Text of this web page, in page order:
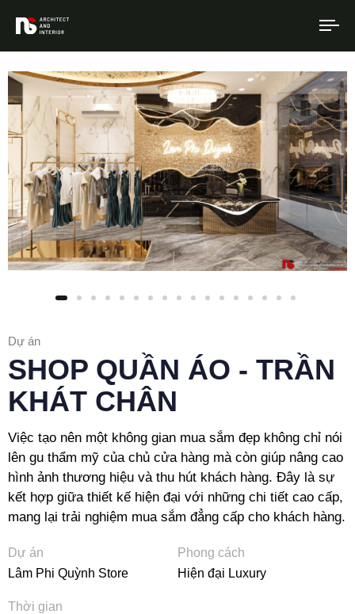
Dự án
SHOP QUẦN ÁO - TRẦN
KHÁT CHÂN
Việc tạo nên một không gian mua sắm đẹp không chỉ nói
lên gu thẩm mỹ của chủ cửa hàng mà còn giúp nâng cao
hình ảnh thương hiệu và thu hút khách hàng. Đây là sự
kết hợp giữa thiết kế hiện đại với những chi tiết cao cấp,
mang lại trải nghiệm mua sắm đẳng cấp cho khách hàng.
Dự án
Lâm Phi Quỳnh Store
Phong cách
Hiện đại Luxury
Thời gian